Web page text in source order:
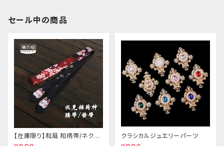
セール中の商品
【在庫限り】和風 和柄帯/ネクタ
イ/リボン（狐面/金魚
クラシカルジュエリーパーツ